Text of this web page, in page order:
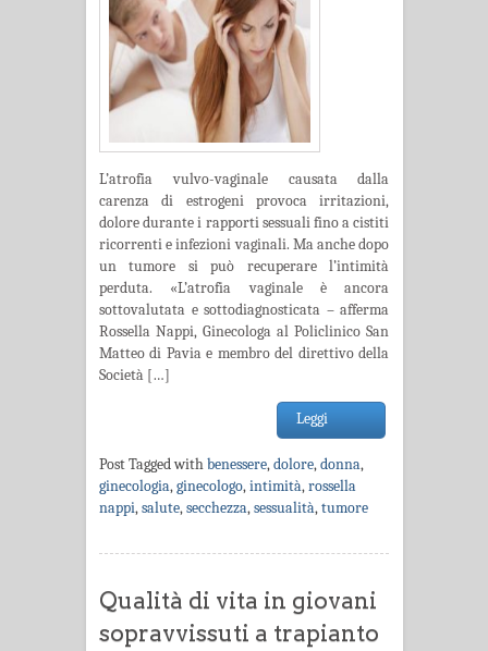
L’atrofia vulvo-vaginale causata dalla
carenza di estrogeni provoca irritazioni,
dolore durante i rapporti sessuali fino a cistiti
ricorrenti e infezioni vaginali. Ma anche dopo
un tumore si può recuperare l’intimità
perduta. «L’atrofia vaginale è ancora
sottovalutata e sottodiagnosticata – afferma
Rossella Nappi, Ginecologa al Policlinico San
Matteo di Pavia e membro del direttivo della
Società […]
Leggi
Post Tagged withbenessere,dolore,donna,
ginecologia,ginecologo,intimità,rossella
nappi,salute,secchezza,sessualità,tumore
Qualità di vita in giovani
sopravvissuti a trapianto